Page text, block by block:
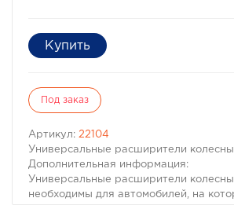
Под заказ
Артикул: 22104
Универсальные расширители
Дополнительная информация:
Универсальные расширители
необходимы для автомобилей, на